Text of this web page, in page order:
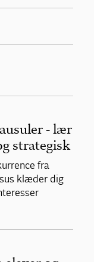
- lær
strategisk
fra
klæder dig